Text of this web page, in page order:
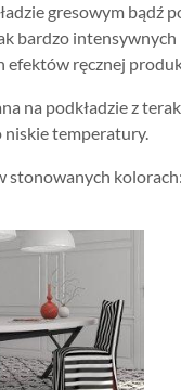
gresowym bądź
bardzo
efektów ręcznej
na podkładzie z
niskie temperatury.
stonowanych kolorach: